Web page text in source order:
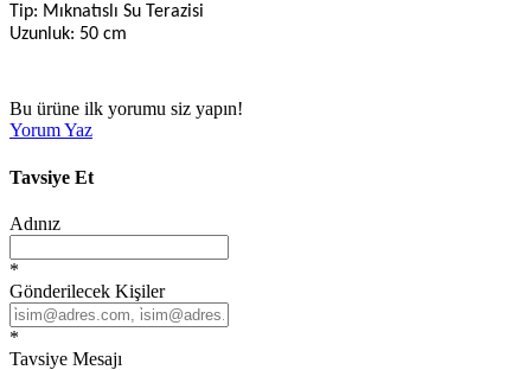
Tip: Mıknatıslı Su Terazisi
Uzunluk: 50 cm
Bu ürüne ilk yorumu siz yapın!
Yorum Yaz
Tavsiye Et
Adınız
*
Gönderilecek Kişiler
*
Tavsiye Mesajı